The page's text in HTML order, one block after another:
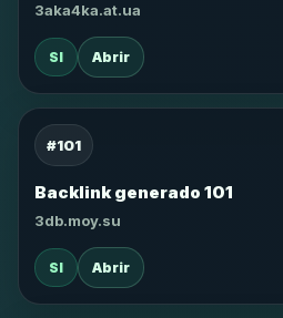
3aka4ka.at.ua
SI Abrir
#101
Backlink generado 101
3db.moy.su
SI Abrir